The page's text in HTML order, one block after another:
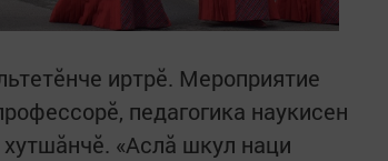
иртрӗ. Мероприятие
педагогика наукисен
«Аслă шкул наци